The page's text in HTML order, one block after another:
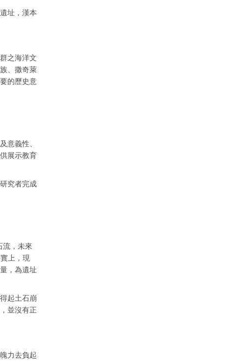
址，漢本
之海洋文
、撒奇萊
的歷史意
意義性、
展示教育
究者完成
，未來
上，現
，為遺址
起土石崩
並沒有正
力去負起